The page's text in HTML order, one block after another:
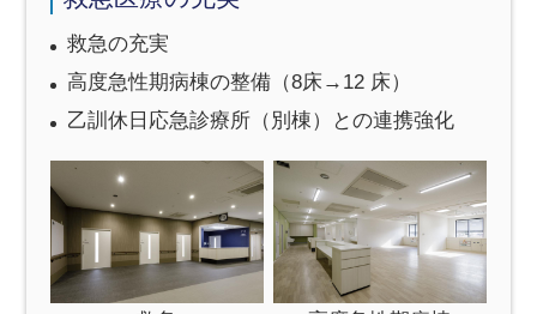
救急の充実
高度急性期病棟の整備（8床→12 床）
乙訓休日応急診療所（別棟）との連携強化